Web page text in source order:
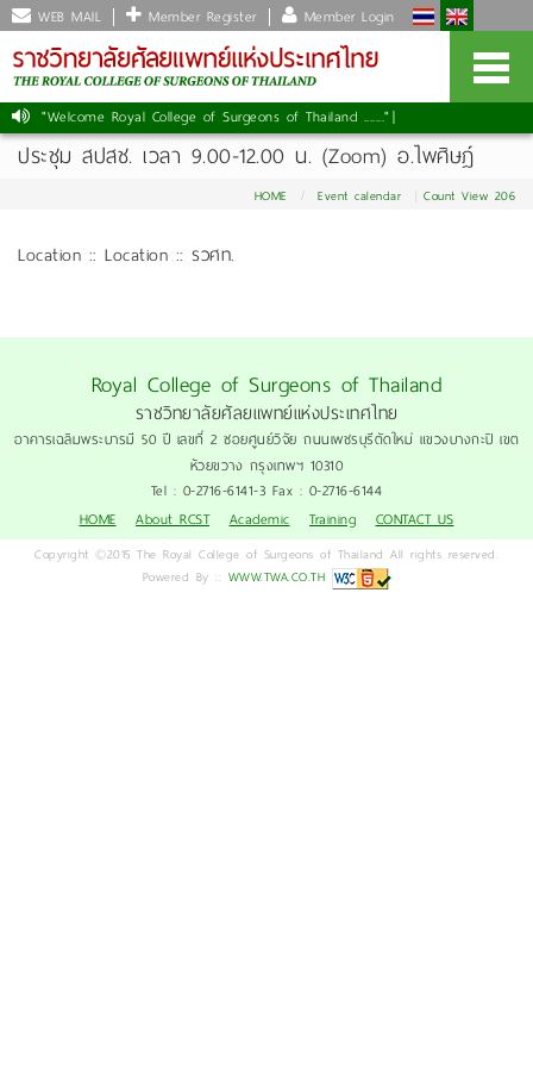
WEB MAIL Member Register Member Login
"Welcome Royal College of Surgeons of Thailand ......." |
ประชุม สปสช. เวลา 9.00-12.00 น. (Zoom) อ.ไพศิษฎ์
HOME Event calendar Count View 206
Location :: Location :: รวศท.
Royal College of Surgeons of Thailand
ราชวิทยาลัยศัลยแพทย์แห่งประเทศไทย
อาคารเฉลิมพระบารมี 50 ปี เลขที่ 2 ซอยศูนย์วิจัย ถนนเพชรบุรีตัดใหม่ แขวงบางกะปิ เขต
ห้วยขวาง กรุงเทพฯ 10310
Tel : 0-2716-6141-3 Fax : 0-2716-6144
HOME
About RCST Academic Training CONTACT US
Copyright ©2015 The Royal College of Surgeons of Thailand All rights reserved.
Powered By :: WWW.TWA.CO.TH